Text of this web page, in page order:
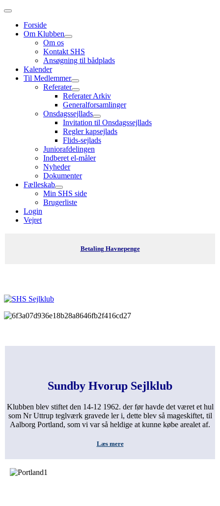
Forside
Om Klubben
Om os
Kontakt SHS
Ansøgning til bådplads
Kalender
Til Medlemmer
Referater
Referater Arkiv
Generalforsamlinger
Onsdagssejllads
Invitation til Onsdagssejllads
Regler kapsejlads
Flids-sejlads
Juniorafdelingen
Indberet el-måler
Nyheder
Dokumenter
Fælleskab
Min SHS side
Brugerliste
Login
Vejret
Betaling Havnepenge
Sundby Hvorup Sejlklub
Klubben blev stiftet den 14-12 1962. der før havde det været et hul
som Nr Uttrup teglværk gravede ler i, dette blev så mageskiftet, til
Aalborg Portland, som vi var så heldige at kunne købe arealet af.
Læs mere